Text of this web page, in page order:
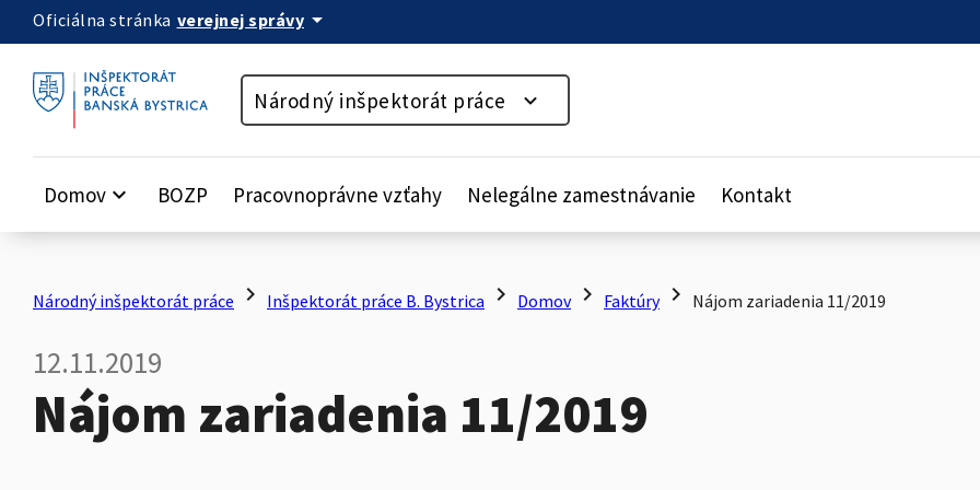
Preskočiť na obsah
Oficiálna stránka verejnej správy arrow_drop_down
Národný inšpektorát práce
Domov keyboard_arrow_down BOZP Pracovnoprávne vzťahy Nelegálne zamestnávanie Kontakt
Národný inšpektorát práce chevron_right Inšpektorát práce B. Bystrica chevron_right Domov chevron_right Faktúry chevron_right Nájom zariadenia 11/2019
12.11.2019
Nájom zariadenia 11/2019